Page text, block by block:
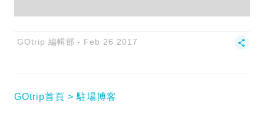
GOtrip 編輯部 Feb 26 2017
GOtrip首頁 駐場博客